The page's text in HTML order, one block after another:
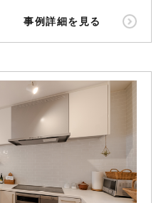
事例詳細を見る